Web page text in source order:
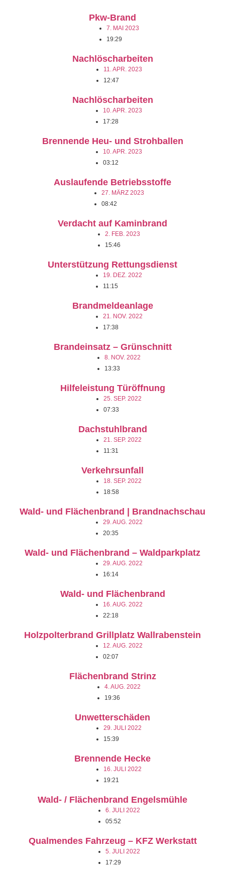
Pkw-Brand
7. MAI 2023
19:29
Nachlöscharbeiten
11. APR. 2023
12:47
Nachlöscharbeiten
10. APR. 2023
17:28
Brennende Heu- und Strohballen
10. APR. 2023
03:12
Auslaufende Betriebsstoffe
27. MÄRZ 2023
08:42
Verdacht auf Kaminbrand
2. FEB. 2023
15:46
Unterstützung Rettungsdienst
19. DEZ. 2022
11:15
Brandmeldeanlage
21. NOV. 2022
17:38
Brandeinsatz – Grünschnitt
8. NOV. 2022
13:33
Hilfeleistung Türöffnung
25. SEP. 2022
07:33
Dachstuhlbrand
21. SEP. 2022
11:31
Verkehrsunfall
18. SEP. 2022
18:58
Wald- und Flächenbrand | Brandnachschau
29. AUG. 2022
20:35
Wald- und Flächenbrand – Waldparkplatz
29. AUG. 2022
16:14
Wald- und Flächenbrand
16. AUG. 2022
22:18
Holzpolterbrand Grillplatz Wallrabenstein
12. AUG. 2022
02:07
Flächenbrand Strinz
4. AUG. 2022
19:36
Unwetterschäden
29. JULI 2022
15:39
Brennende Hecke
16. JULI 2022
19:21
Wald- / Flächenbrand Engelsmühle
6. JULI 2022
05:52
Qualmendes Fahrzeug – KFZ Werkstatt
5. JULI 2022
17:29